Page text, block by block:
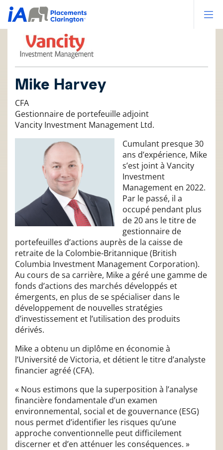
Mike Harvey
CFA
Gestionnaire de portefeuille adjoint
Vancity Investment Management Ltd.
Cumulant presque 30
ans d’expérience, Mike
s’est joint à Vancity
Investment
Management en 2022.
Par le passé, il a
occupé pendant plus
de 20 ans le titre de
gestionnaire de
portefeuilles d’actions auprès de la caisse de
retraite de la Colombie-Britannique (British
Columbia Investment Management Corporation).
Au cours de sa carrière, Mike a géré une gamme de
fonds d’actions des marchés développés et
émergents, en plus de se spécialiser dans le
développement de nouvelles stratégies
d’investissement et l’utilisation des produits
dérivés.
Mike a obtenu un diplôme en économie à
l’Université de Victoria, et détient le titre d’analyste
financier agréé (CFA).
« Nous estimons que la superposition à l’analyse
financière fondamentale d’un examen
environnemental, social et de gouvernance (ESG)
nous permet d’identifier les risques qu’une
approche conventionnelle peut difficilement
discerner et d’en atténuer les conséquences. »